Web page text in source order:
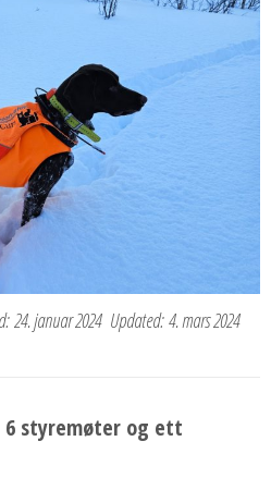
24. januar 2024 Updated: 4. mars 2024
styremøter og ett